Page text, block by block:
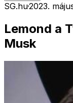
SG.hu·2023.
Lemond a
Musk